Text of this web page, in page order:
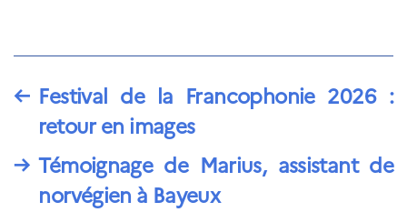
← Festival de la Francophonie 2026 :
retour en images
→ Témoignage de Marius, assistant de
norvégien à Bayeux